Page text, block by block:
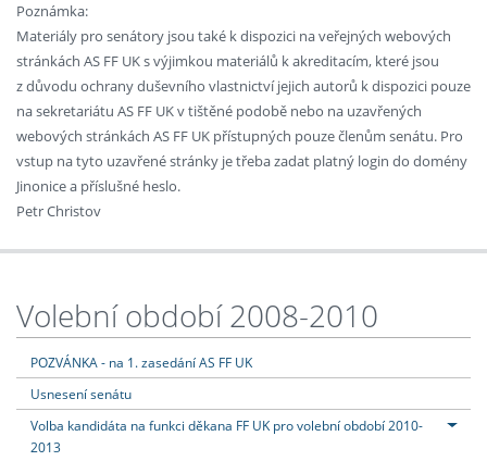
Poznámka:
Materiály pro senátory jsou také k dispozici na veřejných webových
stránkách AS FF UK s výjimkou materiálů k akreditacím, které jsou
z důvodu ochrany duševního vlastnictví jejich autorů k dispozici pouze
na sekretariátu AS FF UK v tištěné podobě nebo na uzavřených
webových stránkách AS FF UK přístupných pouze členům senátu. Pro
vstup na tyto uzavřené stránky je třeba zadat platný login do domény
Jinonice a příslušné heslo.
Petr Christov
Volební období 2008-2010
POZVÁNKA - na 1. zasedání AS FF UK
Usnesení senátu
Volba kandidáta na funkci děkana FF UK pro volební období 2010-
2013